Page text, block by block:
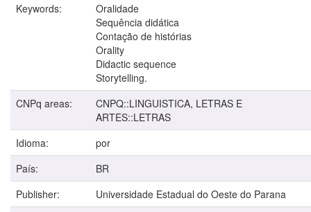
Keywords:
Oralidade
Sequência didática
Contação de histórias
Orality
Didactic sequence
Storytelling.
CNPq areas:
CNPQ::LINGUISTICA, LETRAS E
ARTES::LETRAS
Idioma:
por
País:
BR
Publisher:
Universidade Estadual do Oeste do Parana